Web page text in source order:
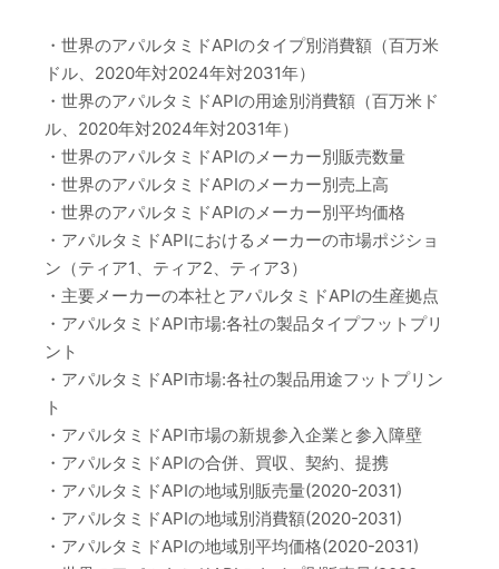
・世界のアパルタミドAPIのタイプ別消費額（百万米
ドル、2020年対2024年対2031年）
・世界のアパルタミドAPIの用途別消費額（百万米ド
ル、2020年対2024年対2031年）
・世界のアパルタミドAPIのメーカー別販売数量
・世界のアパルタミドAPIのメーカー別売上高
・世界のアパルタミドAPIのメーカー別平均価格
・アパルタミドAPIにおけるメーカーの市場ポジショ
ン（ティア1、ティア2、ティア3）
・主要メーカーの本社とアパルタミドAPIの生産拠点
・アパルタミドAPI市場:各社の製品タイプフットプリ
ント
・アパルタミドAPI市場:各社の製品用途フットプリン
ト
・アパルタミドAPI市場の新規参入企業と参入障壁
・アパルタミドAPIの合併、買収、契約、提携
・アパルタミドAPIの地域別販売量(2020-2031)
・アパルタミドAPIの地域別消費額(2020-2031)
・アパルタミドAPIの地域別平均価格(2020-2031)